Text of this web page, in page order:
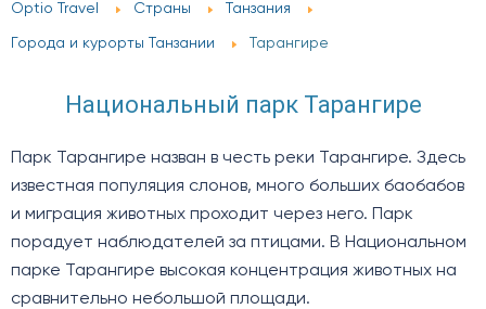
Optio Travel Страны Танзания
Города и курорты Танзании Тарангире
Национальный парк Тарангире
Парк Тарангире назван в честь реки Тарангире. Здесь
известная популяция слонов, много больших баобабов
и миграция животных проходит через него. Парк
порадует наблюдателей за птицами. В Национальном
парке Тарангире высокая концентрация животных на
сравнительно небольшой площади.